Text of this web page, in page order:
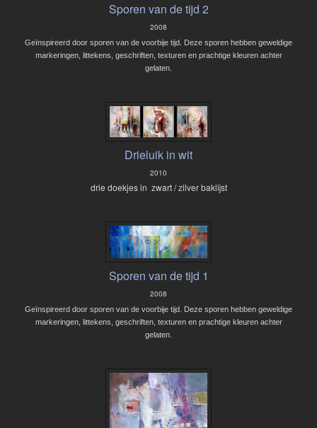
Sporen van de tijd 2
2008
Geïnspireerd door sporen van de voorbije tijd. Deze sporen hebben geweldige
markeringen, littekens, geschriften, texturen en prachtige kleuren achter
gelaten.
Drieluik in wit
2010
drie doekjes in zwart / zilver baklijst
Sporen van de tijd 1
2008
Geïnspireerd door sporen van de voorbije tijd. Deze sporen hebben geweldige
markeringen, littekens, geschriften, texturen en prachtige kleuren achter
gelaten.